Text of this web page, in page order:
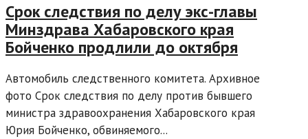
Срок следствия по делу экс-главы
Минздрава Хабаровского края
Бойченко продлили до октября
Автомобиль следственного комитета. Архивное
фото Срок следствия по делу против бывшего
министра здравоохранения Хабаровского края
Юрия Бойченко, обвиняемого...